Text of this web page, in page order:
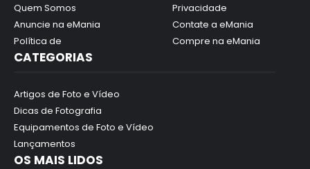
Quem Somos
Anuncie na eMania
Política de
Privacidade
Contate a eMania
Compre na eMania
CATEGORIAS
Artigos de Foto e Vídeo
Dicas de Fotografia
Equipamentos de Foto e Vídeo
Lançamentos
OS MAIS LIDOS